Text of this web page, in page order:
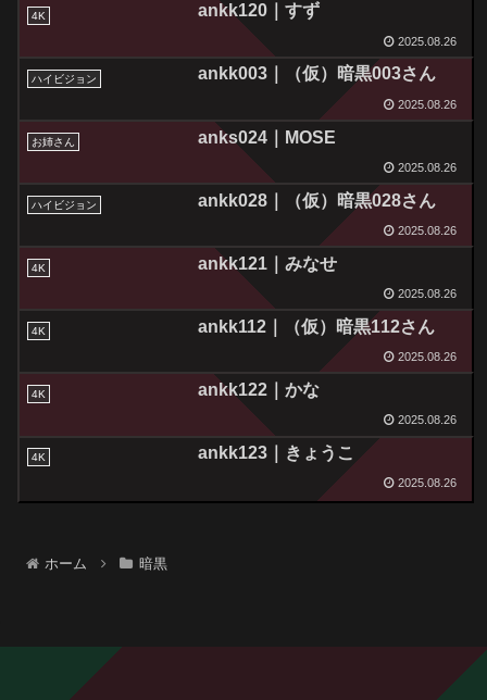
4K ankk120｜すず
2025.08.26
ハイビジョン ankk003｜（仮）暗黒003さん
2025.08.26
お姉さん anks024｜MOSE
2025.08.26
ハイビジョン ankk028｜（仮）暗黒028さん
2025.08.26
4K ankk121｜みなせ
2025.08.26
4K ankk112｜（仮）暗黒112さん
2025.08.26
4K ankk122｜かな
2025.08.26
4K ankk123｜きょうこ
2025.08.26
ホーム 暗黒